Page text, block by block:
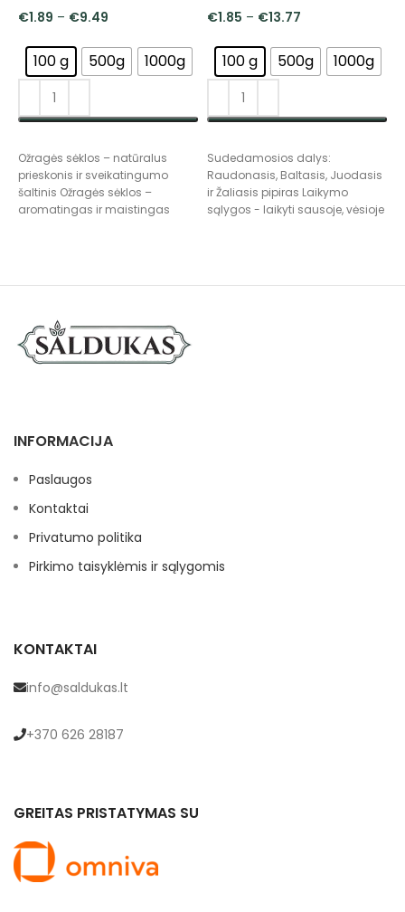
€1.89 – €9.49
100 g 500g 1000g
Ožragės sėklos – natūralus
prieskonis ir sveikatingumo
šaltinis Ožragės sėklos –
aromatingas ir maistingas
€1.85 – €13.77
100 g 500g 1000g
Sudedamosios dalys:
Raudonasis, Baltasis, Juodasis
ir Žaliasis pipiras Laikymo
sąlygos - laikyti sausoje, vėsioje
INFORMACIJA
Paslaugos
Kontaktai
Privatumo politika
Pirkimo taisyklėmis ir sąlygomis
KONTAKTAI
info@saldukas.lt
+370 626 28187
GREITAS PRISTATYMAS SU